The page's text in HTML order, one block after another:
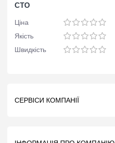
СТО
Ціна
Якість
Швидкість
СЕРВІСИ КОМПАНІЇ